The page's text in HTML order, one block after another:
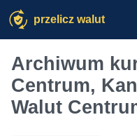
przelicz walut
Archiwum
Centrum,
Walut